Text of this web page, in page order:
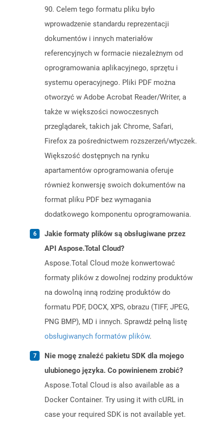
90. Celem tego formatu pliku było
wprowadzenie standardu reprezentacji
dokumentów i innych materiałów
referencyjnych w formacie niezależnym od
oprogramowania aplikacyjnego, sprzętu i
systemu operacyjnego. Pliki PDF można
otworzyć w Adobe Acrobat Reader/Writer, a
także w większości nowoczesnych
przeglądarek, takich jak Chrome, Safari,
Firefox za pośrednictwem rozszerzeń/wtyczek.
Większość dostępnych na rynku
apartamentów oprogramowania oferuje
również konwersję swoich dokumentów na
format pliku PDF bez wymagania
dodatkowego komponentu oprogramowania.
Jakie formaty plików są obsługiwane przez
API Aspose.Total Cloud?
Aspose.Total Cloud może konwertować
formaty plików z dowolnej rodziny produktów
na dowolną inną rodzinę produktów do
formatu PDF, DOCX, XPS, obrazu (TIFF, JPEG,
PNG BMP), MD i innych. Sprawdź pełną listę
obsługiwanych formatów plików.
Nie mogę znaleźć pakietu SDK dla mojego
ulubionego języka. Co powinienem zrobić?
Aspose.Total Cloud is also available as a
Docker Container. Try using it with cURL in
case your required SDK is not available yet.